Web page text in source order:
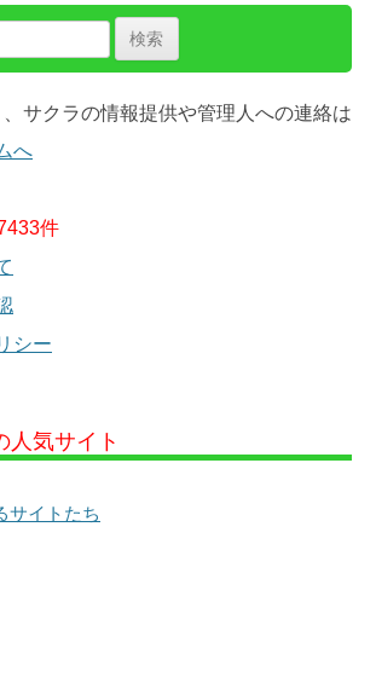
サクラの情報提供や管理人への連絡は
へ
件
シー
人気サイト
サイトたち